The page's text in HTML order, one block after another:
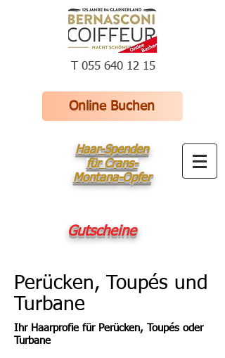
T 055 640 12 15
Online Buchen
Haar-Spenden
für Crans-
Montana-Opfer
Gutscheine
Perücken, Toupés und
Turbane
Ihr Haarprofie für Perücken, Toupés oder
Turbane